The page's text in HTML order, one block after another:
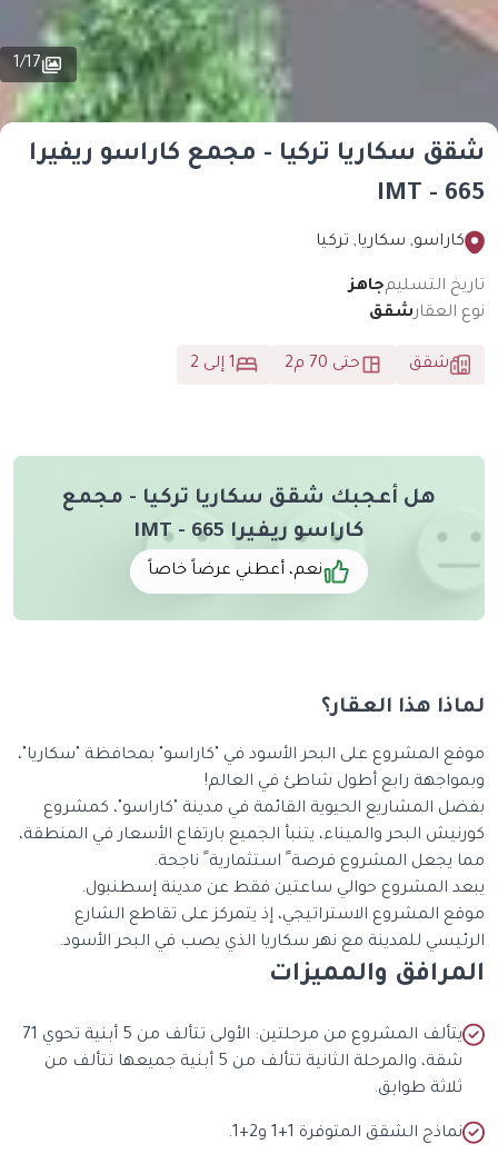
1/17
شقق سكاريا تركيا - مجمع كاراسو ريفيرا
IMT - 665
كاراسو, سكاريا, تركيا
تاريخ التسليمجاهز
نوع العقارشقق
شقق حتى 70 م2 1 إلى 2
هل أعجبك شقق سكاريا تركيا - مجمع
كاراسو ريفيرا IMT - 665
نعم، أعطني عرضاً خاصاً
لماذا هذا العقار؟
موقع المشروع على البحر الأسود في "كاراسو" بمحافظة "سكاريا"،
وبمواجهة رابع أطول شاطئ في العالم!
بفضل المشاريع الحيوية القائمة في مدينة "كاراسو"، كمشروع
كورنيش البحر والميناء، يتنبأ الجميع بارتفاع الأسعار في المنطقة،
مما يجعل المشروع فرصة ً استثمارية ً ناجحة.
يبعد المشروع حوالي ساعتين فقط عن مدينة إسطنبول.
موقع المشروع الاستراتيجي، إذ يتمركز على تقاطع الشارع
الرئيسي للمدينة مع نهر سكاريا الذي يصب في البحر الأسود.
المرافق والمميزات
يتألف المشروع من مرحلتين: الأولى تتألف من 5 أبنية تحوي 71
شقة، والمرحلة الثانية تتألف من 5 أبنية جميعها تتألف من
ثلاثة طوابق.
نماذج الشقق المتوفرة 1+1 و2+1.